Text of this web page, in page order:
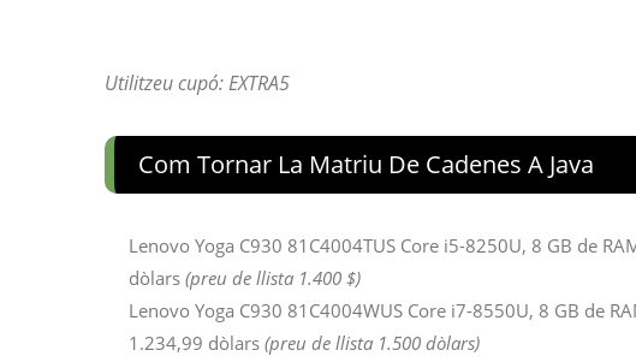
Utilitzeu cupó: EXTRA5
Com Tornar La Matriu De Cadenes A Java
Lenovo Yoga C930 81C4004TUS Core i5-8250U, 8 GB de
dòlars (preu de llista 1.400 $)
Lenovo Yoga C930 81C4004WUS Core i7-8550U, 8 GB de
1.234,99 dòlars (preu de llista 1.500 dòlars)